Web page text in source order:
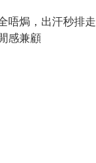
唔焗，出汗秒排走
感兼顧